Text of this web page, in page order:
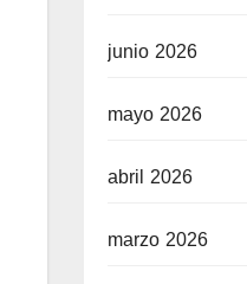
junio 2026
mayo 2026
abril 2026
marzo 2026